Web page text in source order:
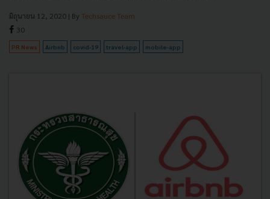
มิถุนายน 12, 2020 | By Techsauce Team
30
PR News Airbnb covid-19 travel-app mobile-app